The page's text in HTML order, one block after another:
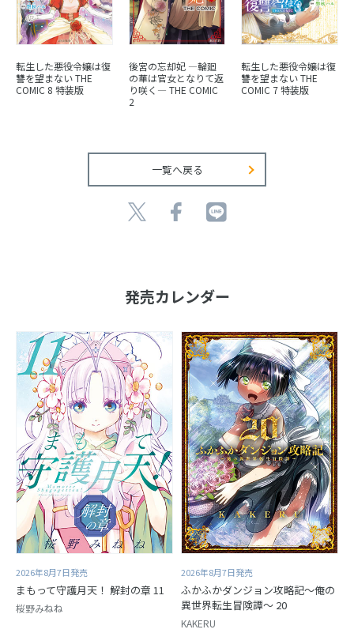
転生した悪役令嬢は復
讐を望まない THE
COMIC 8 特装版
後宮の忘却妃 ―輪廻
の華は官女となりて返
り咲く― THE COMIC
2
転生した悪役令嬢は復
讐を望まない THE
COMIC 7 特装版
一覧へ戻る
発売カレンダー
2026年8月7日発売
まもって守護月天！ 解封の章 11
桜野みねね
2026年8月7日発売
ふかふかダンジョン攻略記～俺の
異世界転生冒険譚～ 20
KAKERU